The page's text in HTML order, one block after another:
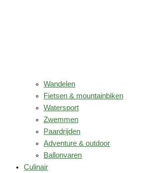
Wandelen
Fietsen & mountainbiken
Watersport
Zwemmen
Paardrijden
Adventure & outdoor
Ballonvaren
Culinair